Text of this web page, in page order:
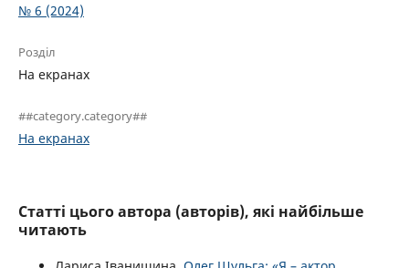
№ 6 (2024)
Розділ
На екранах
##category.category##
На екранах
Статті цього автора (авторів), які найбільше
читають